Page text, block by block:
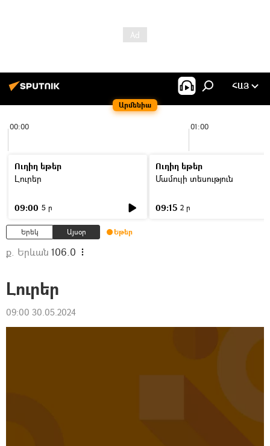
Արմենիա
ՀԱՅ
00:00 01:00
Ուղիղ եթեր
Լուրեր
09:00 5 ր
Ուղիղ եթեր
Մամուլի տեսություն
09:15 2 ր
Երեկ Այսօր Եթեր
ք. Երևան 106.0
Լուրեր
09:00 30.05.2024